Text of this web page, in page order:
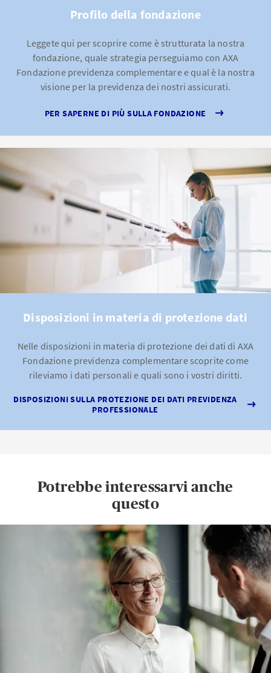
Profilo della fondazione
Leggete qui per scoprire come è strutturata la nostra
fondazione, quale strategia perseguiamo con AXA
Fondazione previdenza complementare e qual è la nostra
visione per la previdenza dei nostri assicurati.
PER SAPERNE DI PIÙ SULLA FONDAZIONE
Disposizioni in materia di protezione dati
Nelle disposizioni in materia di protezione dei dati di AXA
Fondazione previdenza complementare scoprite come
rileviamo i dati personali e quali sono i vostri diritti.
DISPOSIZIONI SULLA PROTEZIONE DEI DATI PREVIDENZA
PROFESSIONALE
Potrebbe interessarvi anche
questo